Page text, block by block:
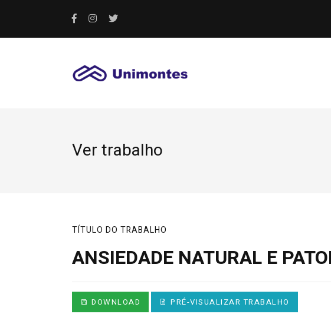
Ver trabalho
TÍTULO DO TRABALHO
ANSIEDADE NATURAL E
DOWNLOAD PRÉ-VISUALIZAR TRABALHO